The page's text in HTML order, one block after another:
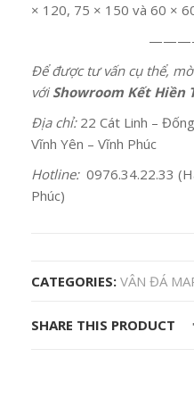
× 120, 75 × 150 và 60 ×
Để được tư vấn cụ thể,
vớiShowroom Kết Hiền
Địa chỉ:22 Cát Linh –
Vĩnh Yên – Vĩnh Phúc
Hotline:0976.34.22.33
Phúc)
CATEGORIES: VÂN ĐÁ
SHARE THIS PRODUCT